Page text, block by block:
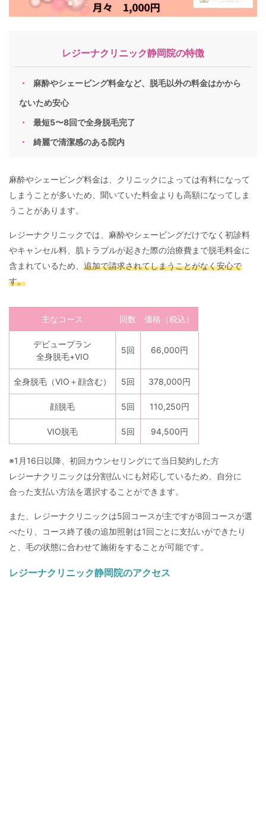
レジーナクリニック静岡院の特徴
麻酔やシェービング料金など、脱毛以外の料金はかから
ないため安心
最短5〜8回で全身脱毛完了
綺麗で清潔感のある院内
麻酔やシェービング料金は、クリニックによっては有料になって
しまうことが多いため、聞いていた料金よりも高額になってしま
うことがあります。
レジーナクリニックでは、麻酔やシェービングだけでなく初診料
やキャンセル料、肌トラブルが起きた際の治療費まで脱毛料金に
含まれているため、 追加で請求されてしまうことがなく安心で
す。
主なコース 回数 価格（税込）
デビュープラン
全身脱毛+VIO
5回 66,000円
全身脱毛（VIO＋顔含む） 5回 378,000円
顔脱毛 5回 110,250円
VIO脱毛 5回 94,500円
※1月16日以降、初回カウンセリングにて当日契約した方
レジーナクリニックは分割払いにも対応しているため、自分に
合った支払い方法を選択することができます。
また、レジーナクリニックは5回コースが主ですが8回コースが選
べたり、コース終了後の追加照射は1回ごとに支払いができたり
と、毛の状態に合わせて施術をすることが可能です。
レジーナクリニック静岡院のアクセス